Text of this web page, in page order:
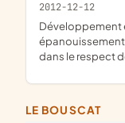
2012-12-12
développement et promotion de l'escrime -
dans le respect
LE BOUSCAT